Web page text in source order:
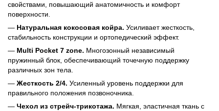
свойствами, повышающий анатомичность и комфорт
поверхности.
— Натуральная кокосовая койра. Усиливает жесткость,
стабильность конструкции и ортопедический эффект.
— Multi Pocket 7 zone. Многозонный независимый
пружинный блок, обеспечивающий точечную поддержку
различных зон тела.
— Жесткость 2/4. Усиленный уровень поддержки для
правильного положения позвоночника.
— Чехол из стрейч-трикотажа. Мягкая, эластичная ткань с